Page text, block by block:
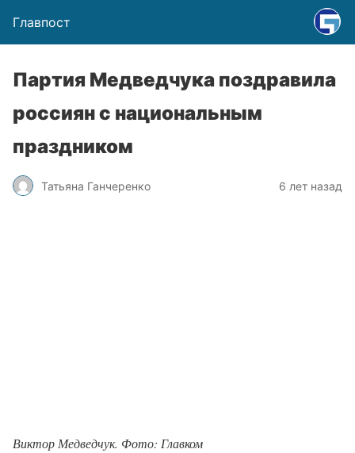
Главпост
Партия Медведчука поздравила
россиян с национальным
праздником
Татьяна Ганчеренко 6 лет назад
Виктор Медведчук. Фото: Главком